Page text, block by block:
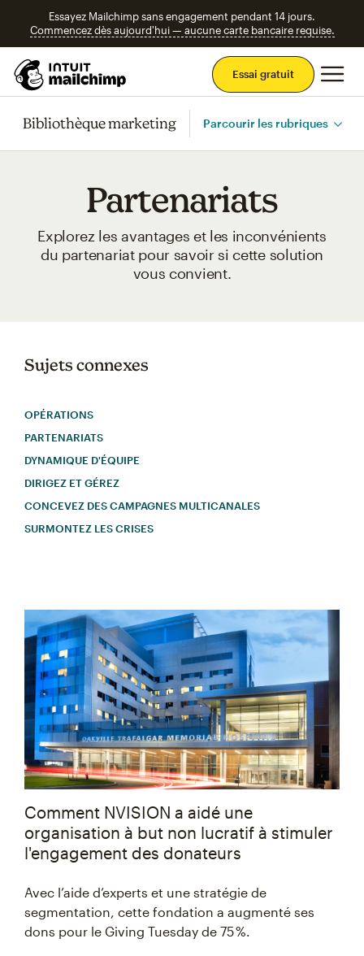
Essayez Mailchimp sans engagement pendant 14 jours.
Commencez dès aujourd'hui — aucune carte bancaire requise.
Essai gratuit
Bibliothèque marketing Parcourir les rubriques
Partenariats
Explorez les avantages et les inconvénients
du partenariat pour savoir si cette solution
vous convient.
Sujets connexes
OPÉRATIONS
PARTENARIATS
DYNAMIQUE D'ÉQUIPE
DIRIGEZ ET GÉREZ
CONCEVEZ DES CAMPAGNES MULTICANALES
SURMONTEZ LES CRISES
Comment NVISION a aidé une
organisation à but non lucratif à stimuler
l'engagement des donateurs
Avec l’aide d’experts et une stratégie de
segmentation, cette fondation a augmenté ses
dons pour le Giving Tuesday de 75 %.